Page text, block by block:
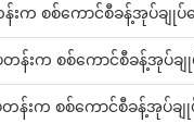
က စစ်ကောင်စီခန့်အုပ်ချုပ်
းက စစ်ကောင်စီခန့်အုပ်ချု
းက စစ်ကောင်စီခန့်အုပ်ချု